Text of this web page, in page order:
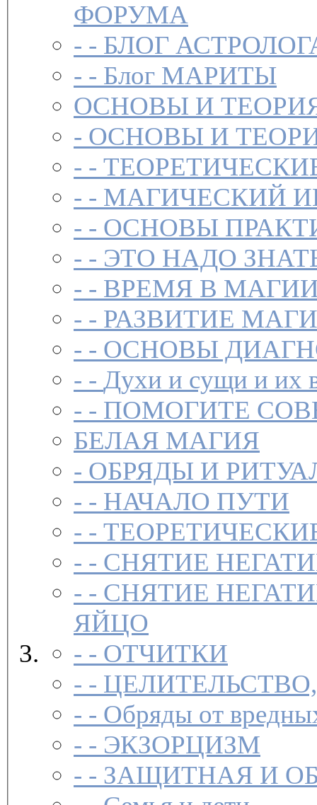
ФОРУМА
- - БЛОГ
- - Блог МАРИТЫ
ОСНОВЫ И
- ОСНОВЫ И
- -
- - МАГИЧЕСКИЙ
- - ОСНОВЫ
- - ЭТО НАДО
- - ВРЕМЯ В
- - РАЗВИТИЕ
- - ОСНОВЫ
- - Духи и сущи и их
- - ПОМОГИТЕ
БЕЛАЯ МАГИЯ
- ОБРЯДЫ И
- - НАЧАЛО ПУТИ
- -
- - СНЯТИЕ
- - СНЯТИЕ
ЯЙЦО
- - ОТЧИТКИ
- -
- - Обряды от
- - ЭКЗОРЦИЗМ
- - ЗАЩИТНАЯ И